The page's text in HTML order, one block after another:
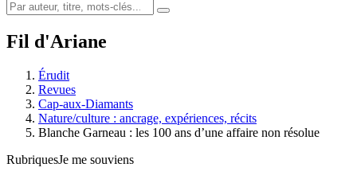
Fil d'Ariane
Érudit
Revues
Cap-aux-Diamants
Nature/culture : ancrage, expériences, récits
Blanche Garneau : les 100 ans d’une affaire non résolue
RubriquesJe me souviens